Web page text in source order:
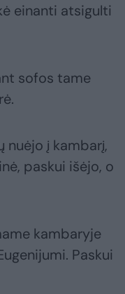
einanti atsigulti
sofos tame
nuėjo į kambarį,
paskui išėjo, o
kambaryje
Paskui